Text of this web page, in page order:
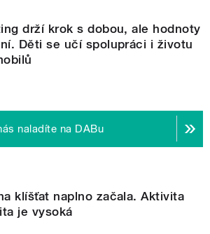
drží krok s dobou, ale hodnoty
Děti se učí spolupráci i životu
naladíte na DABu
klíšťat naplno začala. Aktivita
je vysoká